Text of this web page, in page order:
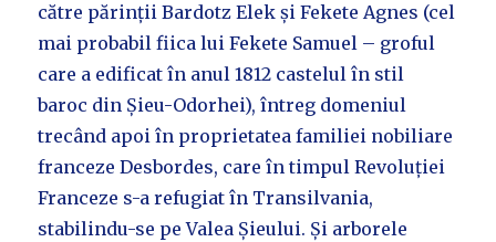
către părinții Bardotz Elek și Fekete Agnes (cel
mai probabil fiica lui Fekete Samuel – groful
care a edificat în anul 1812 castelul în stil
baroc din Șieu-Odorhei), întreg domeniul
trecând apoi în proprietatea familiei nobiliare
franceze Desbordes, care în timpul Revoluției
Franceze s-a refugiat în Transilvania,
stabilindu-se pe Valea Șieului. Și arborele